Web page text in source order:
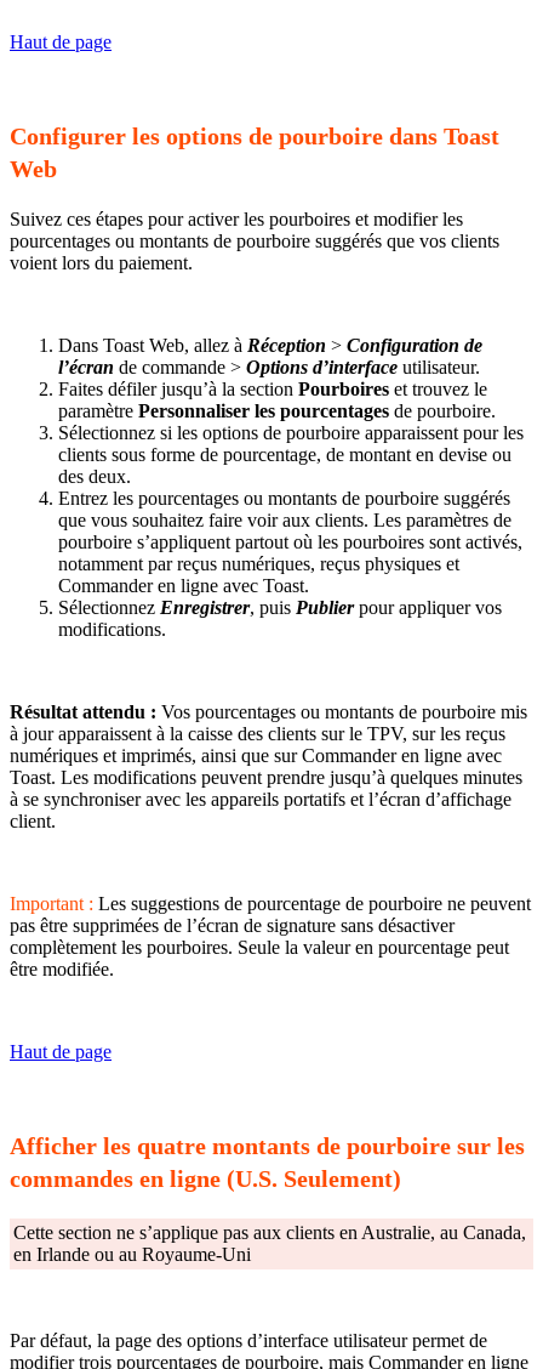
Haut de page
Configurer les options de pourboire dans Toast
Web
Suivez ces étapes pour activer les pourboires et modifier les
pourcentages ou montants de pourboire suggérés que vos clients
voient lors du paiement.
Dans Toast Web, allez à Réception > Configuration de
l’écran de commande > Options d’interface utilisateur.
Faites défiler jusqu’à la section Pourboires et trouvez le
paramètre Personnaliser les pourcentages de pourboire.
Sélectionnez si les options de pourboire apparaissent pour les
clients sous forme de pourcentage, de montant en devise ou
des deux.
Entrez les pourcentages ou montants de pourboire suggérés
que vous souhaitez faire voir aux clients. Les paramètres de
pourboire s’appliquent partout où les pourboires sont activés,
notamment par reçus numériques, reçus physiques et
Commander en ligne avec Toast.
Sélectionnez Enregistrer, puis Publierpour appliquer vos
modifications.
Résultat attendu : Vos pourcentages ou montants de pourboire mis
à jour apparaissent à la caisse des clients sur le TPV, sur les reçus
numériques et imprimés, ainsi que sur Commander en ligne avec
Toast. Les modifications peuvent prendre jusqu’à quelques minutes
à se synchroniser avec les appareils portatifs et l’écran d’affichage
client.
Important : Les suggestions de pourcentage de pourboire ne peuvent
pas être supprimées de l’écran de signature sans désactiver
complètement les pourboires. Seule la valeur en pourcentage peut
être modifiée.
Haut de page
Afficher les quatre montants de pourboire sur les
commandes en ligne (U.S. Seulement)
Cette section ne s’applique pas aux clients en Australie, au Canada,
en Irlande ou au Royaume-Uni
Par défaut, la page des options d’interface utilisateur permet de
modifier trois pourcentages de pourboire, mais Commander en ligne